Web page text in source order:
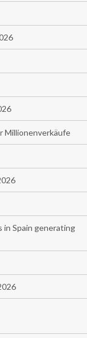
Millionenverkäufe
in Spain generating